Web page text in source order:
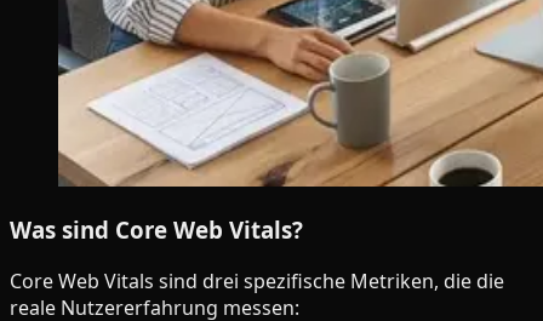
Was sind Core Web Vitals?
Core Web Vitals sind drei spezifische Metriken, die die
reale Nutzererfahrung messen: